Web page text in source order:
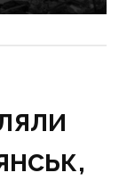
до